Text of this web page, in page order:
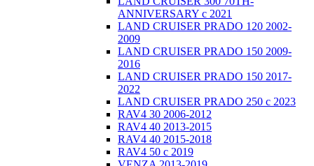
ANNIVERSARY с 2021
LAND CRUISER PRADO 120 2002-
2009
LAND CRUISER PRADO 150 2009-
2016
LAND CRUISER PRADO 150 2017-
2022
LAND CRUISER PRADO 250 с 2023
RAV4 30 2006-2012
RAV4 40 2013-2015
RAV4 40 2015-2018
RAV4 50 с 2019